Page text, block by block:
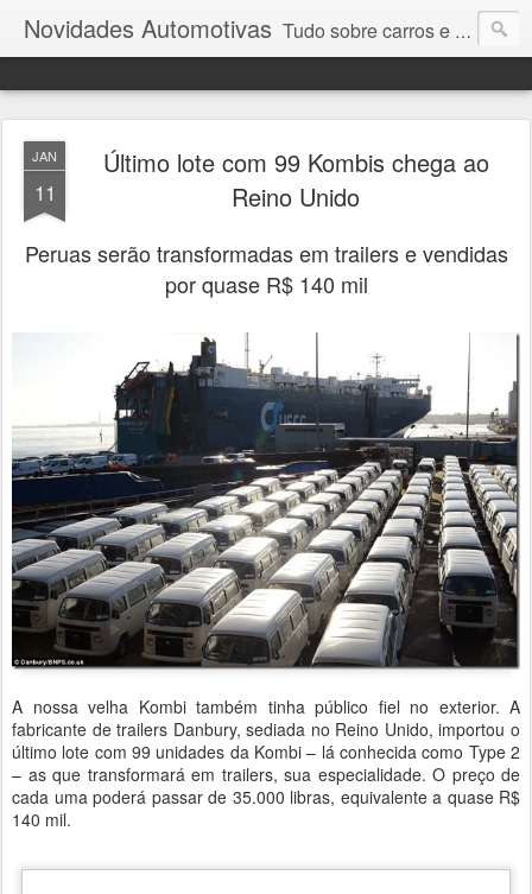
Novidades Automotivas Tudo sobre carros e motores
JAN
11
Último lote com 99 Kombis chega ao
Reino Unido
Peruas serão transformadas em trailers e vendidas
por quase R$ 140 mil
A nossa velha Kombi também tinha público fiel no exterior. A
fabricante de trailers Danbury, sediada no Reino Unido, importou o
último lote com 99 unidades da Kombi – lá conhecida como Type 2
– as que transformará em trailers, sua especialidade. O preço de
cada uma poderá passar de 35.000 libras, equivalente a quase R$
140 mil.